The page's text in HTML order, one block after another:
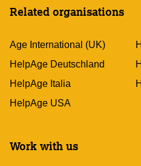
Related organisations
Age International (UK)
HelpAge Deutschland
HelpAge Italia
HelpAge USA
Work with us